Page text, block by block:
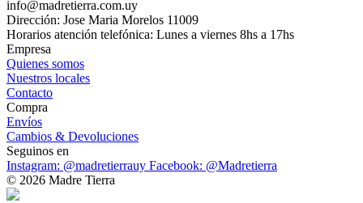
info@madretierra.com.uy
Dirección: Jose Maria Morelos 11009
Horarios atención telefónica: Lunes a viernes 8hs a 17hs
Empresa
Quienes somos
Nuestros locales
Contacto
Compra
Envíos
Cambios & Devoluciones
Seguinos en
Instagram: @madretierrauy Facebook: @Madretierra
© 2026 Madre Tierra